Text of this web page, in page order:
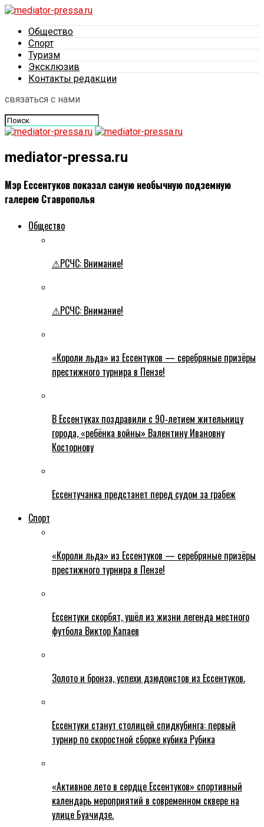
Общество
Спорт
Туризм
Эксклюзив
Контакты редакции
связаться с нами
mediator-pressa.ru
Мэр Ессентуков показал самую необычную подземную
галерею Ставрополья
Общество
⚠РСЧС: Внимание!
⚠РСЧС: Внимание!
«Короли льда» из Ессентуков — серебряные призёры
престижного турнира в Пензе!
В Ессентуках поздравили с 90‑летием жительницу
города, «ребёнка войны» Валентину Ивановну
Косторнову
Ессентучанка предстанет перед судом за грабеж
Спорт
«Короли льда» из Ессентуков — серебряные призёры
престижного турнира в Пензе!
Ессентуки скорбят, ушёл из жизни легенда местного
футбола Виктор Капаев
Золото и бронза, успехи дзюдоистов из Ессентуков.
Ессентуки станут столицей спидкубинга: первый
турнир по скоростной сборке кубика Рубика
«Активное лето в сердце Ессентуков» спортивный
календарь мероприятий в современном сквере на
улице Буачидзе.